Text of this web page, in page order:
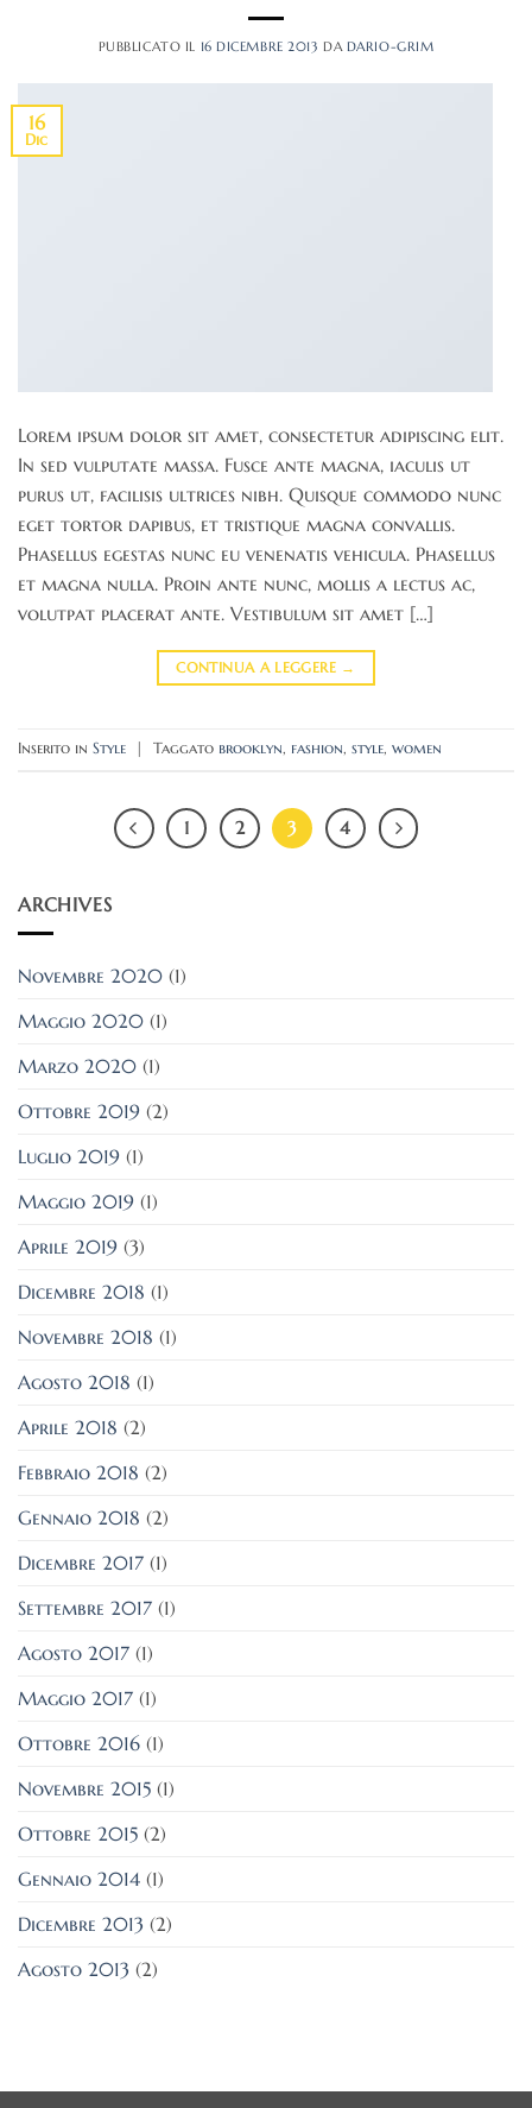
PUBBLICATO IL 16 DICEMBRE 2013 DA DARIO-GRIM
16
Dic
Lorem ipsum dolor sit amet, consectetur adipiscing elit.
In sed vulputate massa. Fusce ante magna, iaculis ut
purus ut, facilisis ultrices nibh. Quisque commodo nunc
eget tortor dapibus, et tristique magna convallis.
Phasellus egestas nunc eu venenatis vehicula. Phasellus
et magna nulla. Proin ante nunc, mollis a lectus ac,
volutpat placerat ante. Vestibulum sit amet […]
CONTINUA A LEGGERE →
Inserito in Style Taggato brooklyn, fashion, style, women
1 2 3 4
ARCHIVES
Novembre 2020 (1)
Maggio 2020 (1)
Marzo 2020 (1)
Ottobre 2019 (2)
Luglio 2019 (1)
Maggio 2019 (1)
Aprile 2019 (3)
Dicembre 2018 (1)
Novembre 2018 (1)
Agosto 2018 (1)
Aprile 2018 (2)
Febbraio 2018 (2)
Gennaio 2018 (2)
Dicembre 2017 (1)
Settembre 2017 (1)
Agosto 2017 (1)
Maggio 2017 (1)
Ottobre 2016 (1)
Novembre 2015 (1)
Ottobre 2015 (2)
Gennaio 2014 (1)
Dicembre 2013 (2)
Agosto 2013 (2)